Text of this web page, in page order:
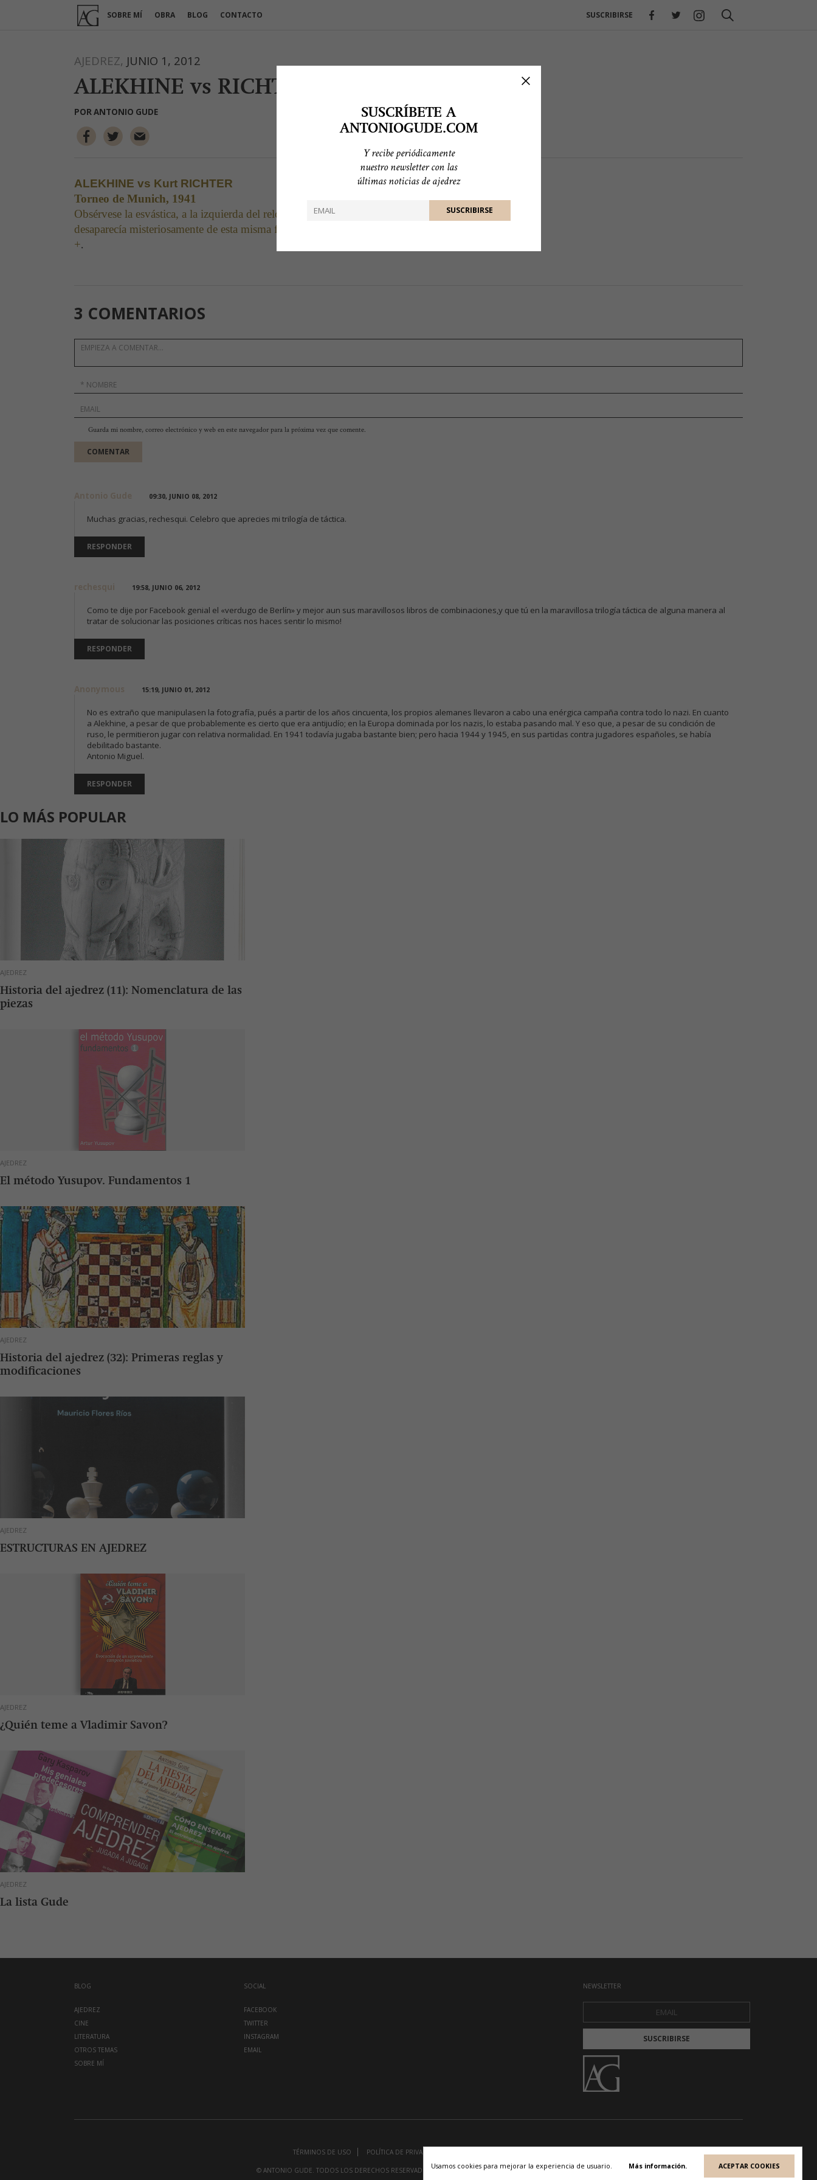
SUSCRÍBETE A
ANTONIOGUDE.COM
Y recibe periódicamente
nuestro newsletter con las
últimas noticias de ajedrez
SOBRE MÍ OBRA BLOG CONTACTO SUSCRIBIRSE
AJEDREZ, JUNIO 1, 2012
ALEKHINE vs RICHTER
PORANTONIO GUDE
ALEKHINE vs Kurt RICHTER
Torneo de Munich, 1941
Obsérvese la esvástica, a la izquierda del reloj. Años después, la cruz gamada
desaparecía misteriosamente de esta misma foto, en las publicaciones alemanas.
+.
3 COMENTARIOS
Guarda mi nombre, correo electrónico y web en este navegador para la próxima vez que comente.
Antonio Gude 09:30, JUNIO 08, 2012
Muchas gracias, rechesqui. Celebro que aprecies mi trilogía de táctica.
RESPONDER
rechesqui 19:58, JUNIO 06, 2012
Como te dije por Facebook genial el «verdugo de Berlín» y mejor aun sus maravillosos libros de combinaciones,y que tú en la maravillosa trilogía táctica de alguna manera al
tratar de solucionar las posiciones críticas nos haces sentir lo mismo!
RESPONDER
Anonymous 15:19, JUNIO 01, 2012
No es extraño que manipulasen la fotografía, pués a partir de los años cincuenta, los propios alemanes llevaron a cabo una enérgica campaña contra todo lo nazi. En cuanto
a Alekhine, a pesar de que probablemente es cierto que era antijudío; en la Europa dominada por los nazis, lo estaba pasando mal. Y eso que, a pesar de su condición de
ruso, le permitieron jugar con relativa normalidad. En 1941 todavía jugaba bastante bien; pero hacia 1944 y 1945, en sus partidas contra jugadores españoles, se había
debilitado bastante.
Antonio Miguel.
RESPONDER
LO MÁS POPULAR
AJEDREZ
Historia del ajedrez (11): Nomenclatura de las
piezas
AJEDREZ
El método Yusupov. Fundamentos 1
AJEDREZ
Historia del ajedrez (32): Primeras reglas y
modificaciones
AJEDREZ
ESTRUCTURAS EN AJEDREZ
AJEDREZ
¿Quién teme a Vladimir Savon?
AJEDREZ
La lista Gude
BLOG
AJEDREZ
CINE
LITERATURA
OTROS TEMAS
SOBRE MÍ
SOCIAL
FACEBOOK
TWITTER
INSTAGRAM
EMAIL
NEWSLETTER
TÉRMINOS DE USO POLÍTICA DE PRIVACIDAD
© ANTONIO GUDE. TODOS LOS DERECHOS RESERVADOS DISEÑO Y DESARROLLO POR IDEARTE
Usamos cookies para mejorar la experiencia de usuario. Más información. ACEPTAR COOKIES